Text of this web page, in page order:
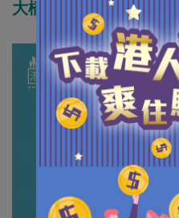
大橋」實際超支額